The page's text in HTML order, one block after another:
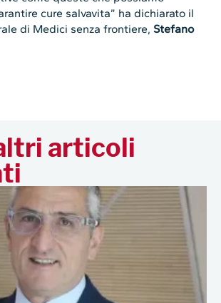
cure salvavita” ha dichiarato il
di Medici senza frontiere, Stefano
articoli